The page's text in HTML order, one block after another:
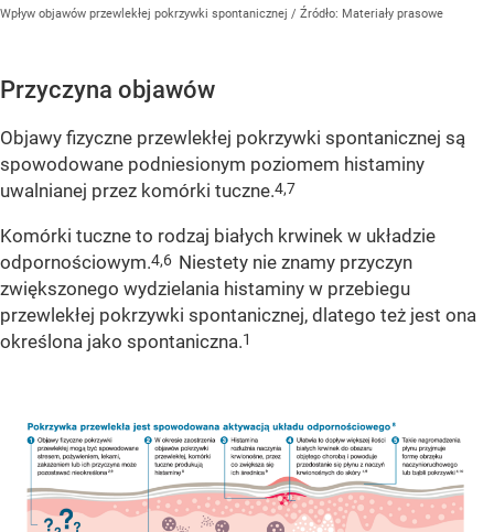
Wpływ objawów przewlekłej pokrzywki spontanicznej / Źródło: Materiały prasowe
Przyczyna objawów
Objawy fizyczne przewlekłej pokrzywki spontanicznej są
spowodowane podniesionym poziomem histaminy
uwalnianej przez komórki tuczne.4,7
Komórki tuczne to rodzaj białych krwinek w układzie
odpornościowym.4,6 Niestety nie znamy przyczyn
zwiększonego wydzielania histaminy w przebiegu
przewlekłej pokrzywki spontanicznej, dlatego też jest ona
określona jako spontaniczna.1